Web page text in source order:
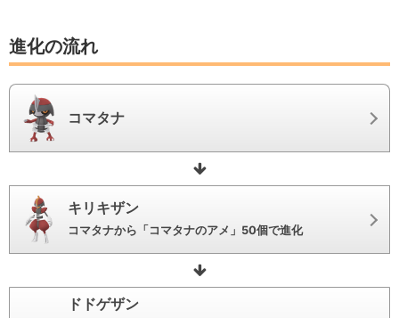
進化の流れ
コマタナ
キリキザン
コマタナから「コマタナのアメ」50個で進化
ドドゲザン